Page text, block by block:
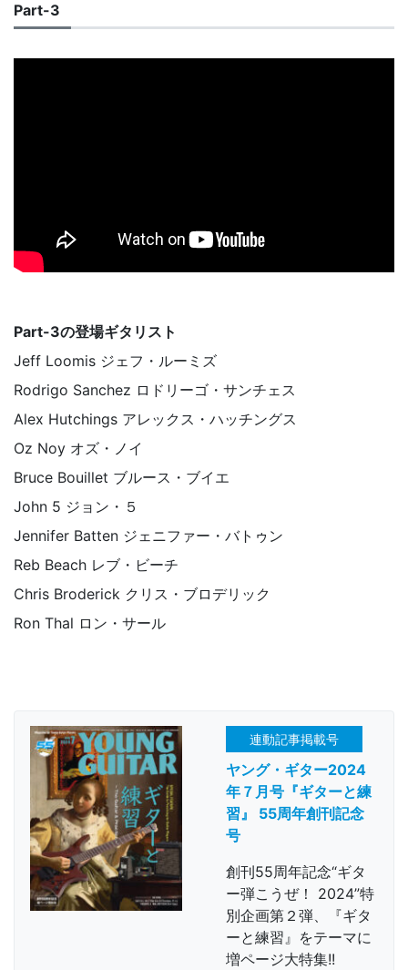
Part-3
Part-3の登場ギタリスト
Jeff Loomis ジェフ・ルーミズ
Rodrigo Sanchez ロドリーゴ・サンチェス
Alex Hutchings アレックス・ハッチングス
Oz Noy オズ・ノイ
Bruce Bouillet ブルース・ブイエ
John 5 ジョン・５
Jennifer Batten ジェニファー・バトゥン
Reb Beach レブ・ビーチ
Chris Broderick クリス・ブロデリック
Ron Thal ロン・サール
連動記事掲載号
ヤング・ギター2024
年７月号『ギターと練
習』 55周年創刊記念
号
創刊55周年記念“ギタ
ー弾こうぜ！ 2024”特
別企画第２弾、『ギタ
ーと練習』をテーマに
増ページ大特集!!